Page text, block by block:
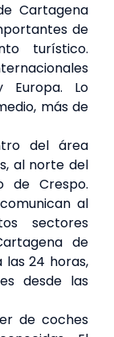
Cartagena
de
turístico.
Europa. Lo
más de
del área
al norte del
de Crespo.
al
sectores
de
las 24 horas,
desde las
de coches